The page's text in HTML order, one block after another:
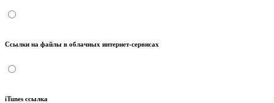
Ссылки на файлы в облачных интернет-сервисах
iTunes ссылка